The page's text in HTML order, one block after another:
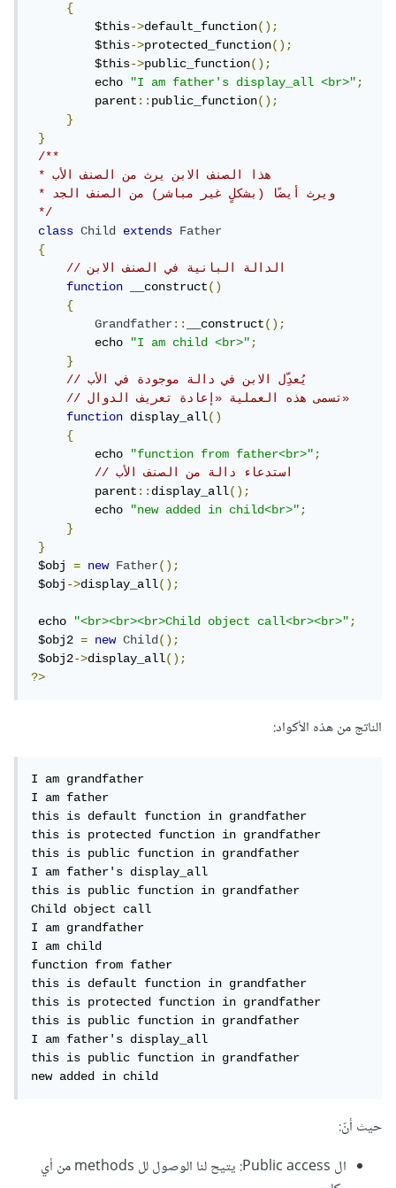
{
         $this
->default_function();
         $this
->protected_function();
         $this
->public_function();
         echo
"I am father's display_all <br>";
         parent
::public_function();
}
}
/**
* هذا الصنف الابن يرث من الصنف الأب
* ويرث أيضًا (بشكلٍ غير مباشر) من الصنف الجد
*/
class
Child extends
Father
{
// الدالة البانية في الصنف الابن
function
__construct()
{
Grandfather:: __construct();
         echo
"I am child <br>";
}
// يُعدِّل الابن في دالة موجودة في الأب
// تسمى هذه العملية «إعادة تعريف الدوال»
function display_all()
{
         echo
"function from father<br>";
// استدعاء دالة من الصنف الأب
         parent
::display_all();
         echo
"new added in child<br>";
}
}
$obj = new Father();
$obj->display_all();
echo "<br><br><br>Child object call<br><br>";
$obj2 = new Child();
$obj2->display_all();
?>
الناتج من هذه الأكواد:
I am grandfather
I am father
this is default function in grandfather
this is protected function in grandfather
this is public function in grandfather
I am father's display_all
this is public function in grandfather
Child object call
I am grandfather
I am child
function from father
this is default function in grandfather
this is protected function in grandfather
this is public function in grandfather
I am father's display_all
this is public function in grandfather
new added in child
حيث أنّ:
ال Public access: يتيح لنا الوصول لل methods من أي